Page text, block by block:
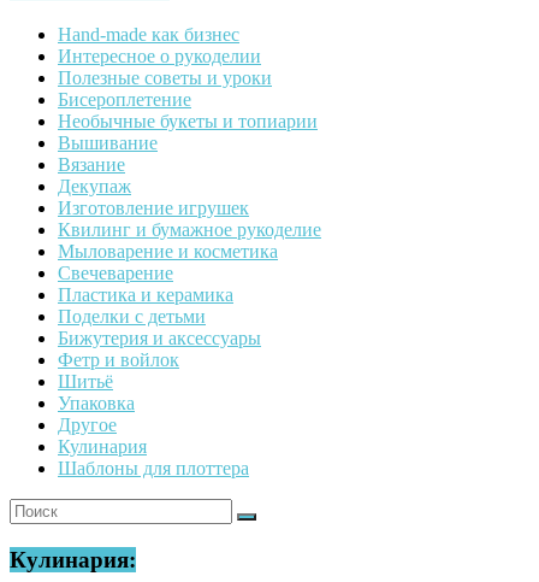
Hand-made как бизнес
Интересное о рукоделии
Полезные советы и уроки
Бисероплетение
Необычные букеты и топиарии
Вышивание
Вязание
Декупаж
Изготовление игрушек
Квилинг и бумажное рукоделие
Мыловарение и косметика
Свечеварение
Пластика и керамика
Поделки с детьми
Бижутерия и аксессуары
Фетр и войлок
Шитьё
Упаковка
Другое
Кулинария
Шаблоны для плоттера
Кулинария: